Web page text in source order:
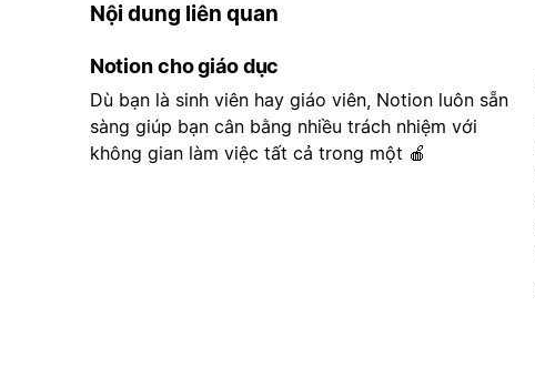
Nội dung liên quan
Notion cho giáo dục
Dù bạn là sinh viên hay giáo viên, Notion luôn sẵn
sàng giúp bạn cân bằng nhiều trách nhiệm với
không gian làm việc tất cả trong một 🍎